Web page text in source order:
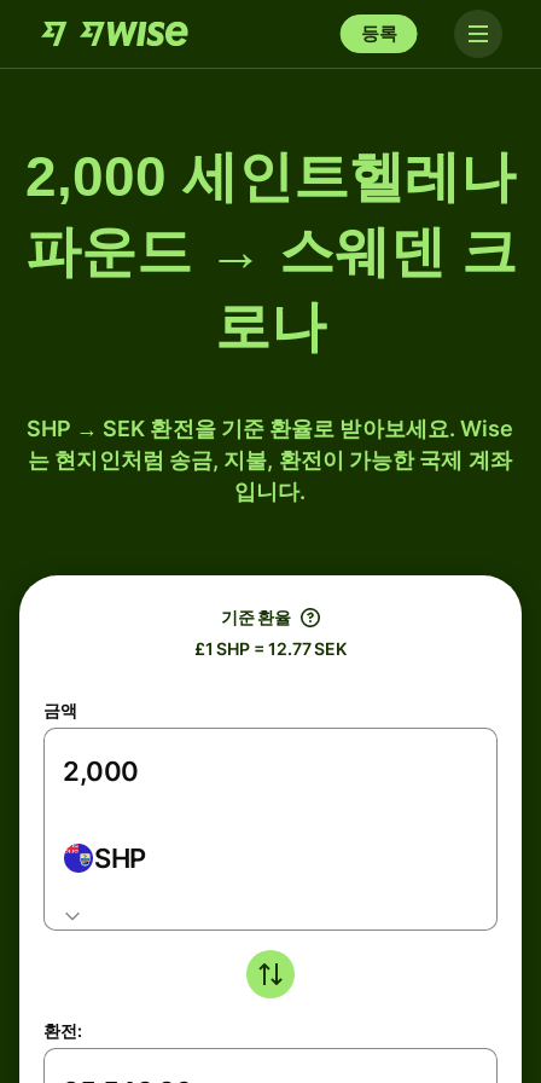
등록
2,000 세인트헬레나
파운드 → 스웨덴 크
로나
SHP → SEK 환전을 기준 환율로 받아보세요. Wise
는 현지인처럼 송금, 지불, 환전이 가능한 국제 계좌
입니다.
기준 환율
£1 SHP = 12.77 SEK
금액
SHP
환전: